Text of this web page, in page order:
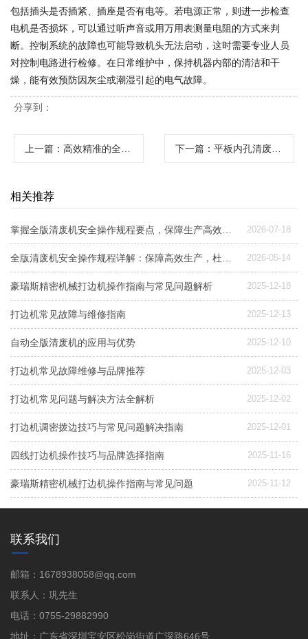
包括插头是否插紧、插座是否有电等。若电源正常，则进一步检查
电机是否损坏，可以通过听声音或用万用表测量电阻的方式来判
断。控制系统的故障也可能导致机头无法启动，这时需要专业人员
对控制电路进行检修。在日常维护中，保持机器内部的清洁和干
燥，能有效预防因灰尘或潮湿引起的电气故障。
分享到：
上一篇 ：高效精准的全版清废机提升印刷后道工序效率 下一篇 ：平板内孔清废机高效清除废料提升生产效率
相关推荐
2026-07-18
2026-05-14
豪瑞斯精密机械打边机操作指南与常见问题解析 2025-12-18
打边机常见故障与维修指南 2025-12-13
自动全版清废机的应用与优势 2025-12-10
打边机常见故障维修与品牌推荐 2025-12-03
打边机常见问题与解决方法全解析 2025-12-02
打边机调密拨边技巧与常见问题解决指南 2025-12-01
四线打边机操作技巧与品牌选择指南 2025-11-16
豪瑞斯精密机械打边机操作指南与常见问题 2025-11-12
联系我们
邮箱：1678938058@qq.com
联系人：巩先生
电话：0755-29882990
地址：广东省深圳宝安区松岗街道广深路646号